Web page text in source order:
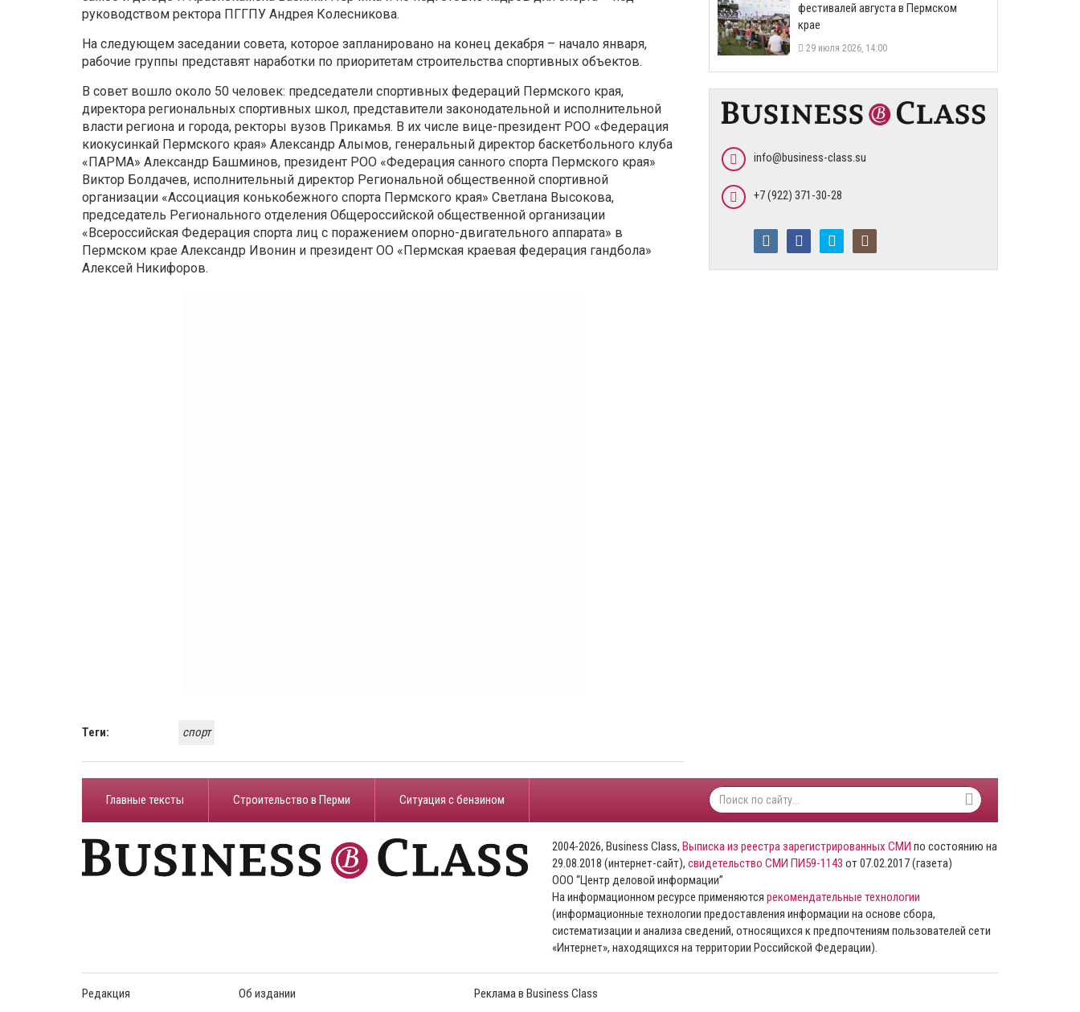
руководством ректора ПГГПУ Андрея Колесникова.
На следующем заседании совета, которое запланировано на конец декабря – начало января,
рабочие группы представят наработки по приоритетам строительства спортивных объектов.
В совет вошло около 50 человек: председатели спортивных федераций Пермского края,
директора региональных спортивных школ, представители законодательной и исполнительной
власти региона и города, ректоры вузов Прикамья. В их числе вице-президент РОО «Федерация
киокусинкай Пермского края» Александр Алымов, генеральный директор баскетбольного клуба
«ПАРМА» Александр Башминов, президент РОО «Федерация санного спорта Пермского края»
Виктор Болдачев, исполнительный директор Региональной общественной спортивной
организации «Ассоциация конькобежного спорта Пермского края» Светлана Высокова,
председатель Регионального отделения Общероссийской общественной организации
«Всероссийская Федерация спорта лиц с поражением опорно-двигательного аппарата» в
Пермском крае Александр Ивонин и президент ОО «Пермская краевая федерация гандбола»
Алексей Никифоров.
Теги: спорт
фестивалей августа в Пермском
крае
29 июля 2026, 14:00
info@business-class.su
+7 (922) 371-30-28
Главные тексты Строительство в Перми ​Ситуация с бензином
2004-2026, Business Class, Выписка из реестра зарегистрированных СМИ по состоянию на
29.08.2018 (интернет-сайт), свидетельство СМИ ПИ59-1143 от 07.02.2017 (газета)
ООО “Центр деловой информации”
На информационном ресурсе применяются рекомендательные технологии
(информационные технологии предоставления информации на основе сбора,
систематизации и анализа сведений, относящихся к предпочтениям пользователей сети
«Интернет», находящихся на территории Российской Федерации).
Редакция Об издании Реклама в Business Class